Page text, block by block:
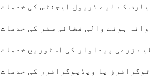
کے لیے ٹریول ایجنٹس کی خدمات
ہونے والی فضائی سفر کی خدمات
زرعی پیداوار کی اسٹوریج خدمات
یا ویڈیوگرافرز کی خدمات